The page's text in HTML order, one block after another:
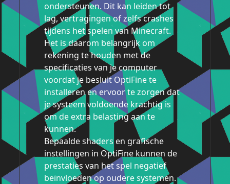
ondersteunen. Dit kan leiden tot
lag, vertragingen of zelfs crashes
tijdens het spelen van Minecraft.
Het is daarom belangrijk om
rekening te houden met de
specificaties van je computer
voordat je besluit OptiFine te
installeren en ervoor te zorgen dat
je systeem voldoende krachtig is
om de extra belasting aan te
kunnen.
Bepaalde shaders en grafische
instellingen in OptiFine kunnen de
prestaties van het spel negatief
beïnvloeden op oudere systemen.